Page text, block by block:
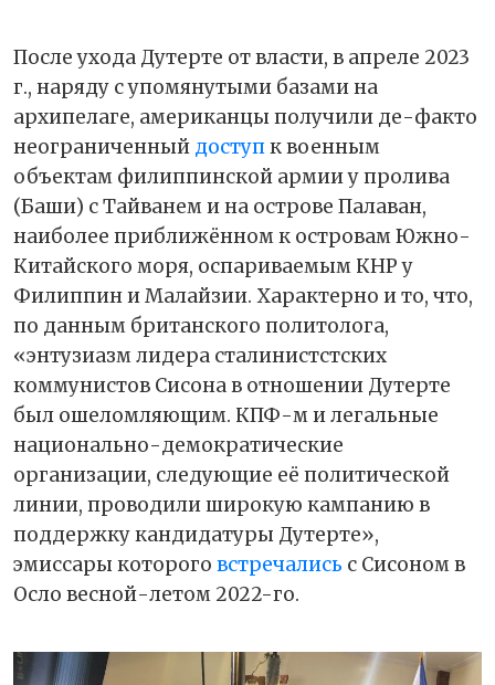
После ухода Дутерте от власти, в апреле 2023
г., наряду с упомянутыми базами на
архипелаге, американцы получили де-факто
неограниченный доступк военным
объектам филиппинской армии у пролива
(Баши) с Тайванем и на острове Палаван,
наиболее приближённом к островам Южно-
Китайского моря, оспариваемым КНР у
Филиппин и Малайзии. Характерно и то, что,
по данным британского политолога,
«энтузиазм лидера сталинистстских
коммунистов Сисона в отношении Дутерте
был ошеломляющим. КПФ-м и легальные
национально-демократические
организации, следующие её политической
линии, проводили широкую кампанию в
поддержку кандидатуры Дутерте»,
эмиссары которого встречались с Сисоном в
Осло весной-летом 2022-го.